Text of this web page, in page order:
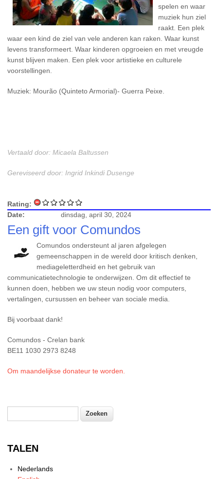
spelen en waar
muziek hun ziel
raakt. Een plek
waar een kind de ziel van vele anderen kan raken. Waar kunst
levens transformeert. Waar kinderen opgroeien en met vreugde
kunst blijven maken. Een plek voor artistieke en culturele
voorstellingen.
Muziek: Mourão (Quinteto Armorial)- Guerra Peixe.
Vertaald door: Micaela Baltussen
Gereviseerd door: Ingrid Inkindi Dusenge
Rating:
Date:
dinsdag, april 30, 2024
Een gift voor Comundos
Comundos ondersteunt al jaren afgelegen
gemeenschappen in de wereld door kritisch denken,
mediageletterdheid en het gebruik van
communicatietechnologie te onderwijzen. Om dit effectief te
kunnen doen, hebben we uw steun nodig voor computers,
vertalingen, cursussen en beheer van sociale media.
Bij voorbaat dank!
Comundos - Crelan bank
BE11 1030 2973 8248
Om maandelijkse donateur te worden.
TALEN
Nederlands